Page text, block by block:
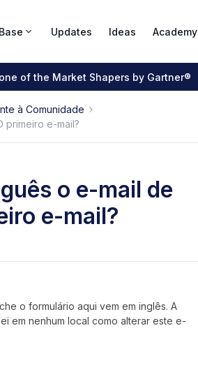
Updates Ideas Academy
of the Market Shapers by Gartner®
à Comunidade
primeiro e-mail?
o e-mail de
e-mail?
o formulário aqui vem em inglês. A
em nenhum local como alterar este e-